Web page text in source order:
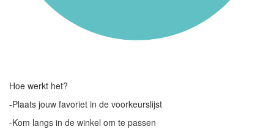
Hoe werkt het?
-Plaats jouw favoriet in de voorkeurslijst
-Kom langs in de winkel om te passen